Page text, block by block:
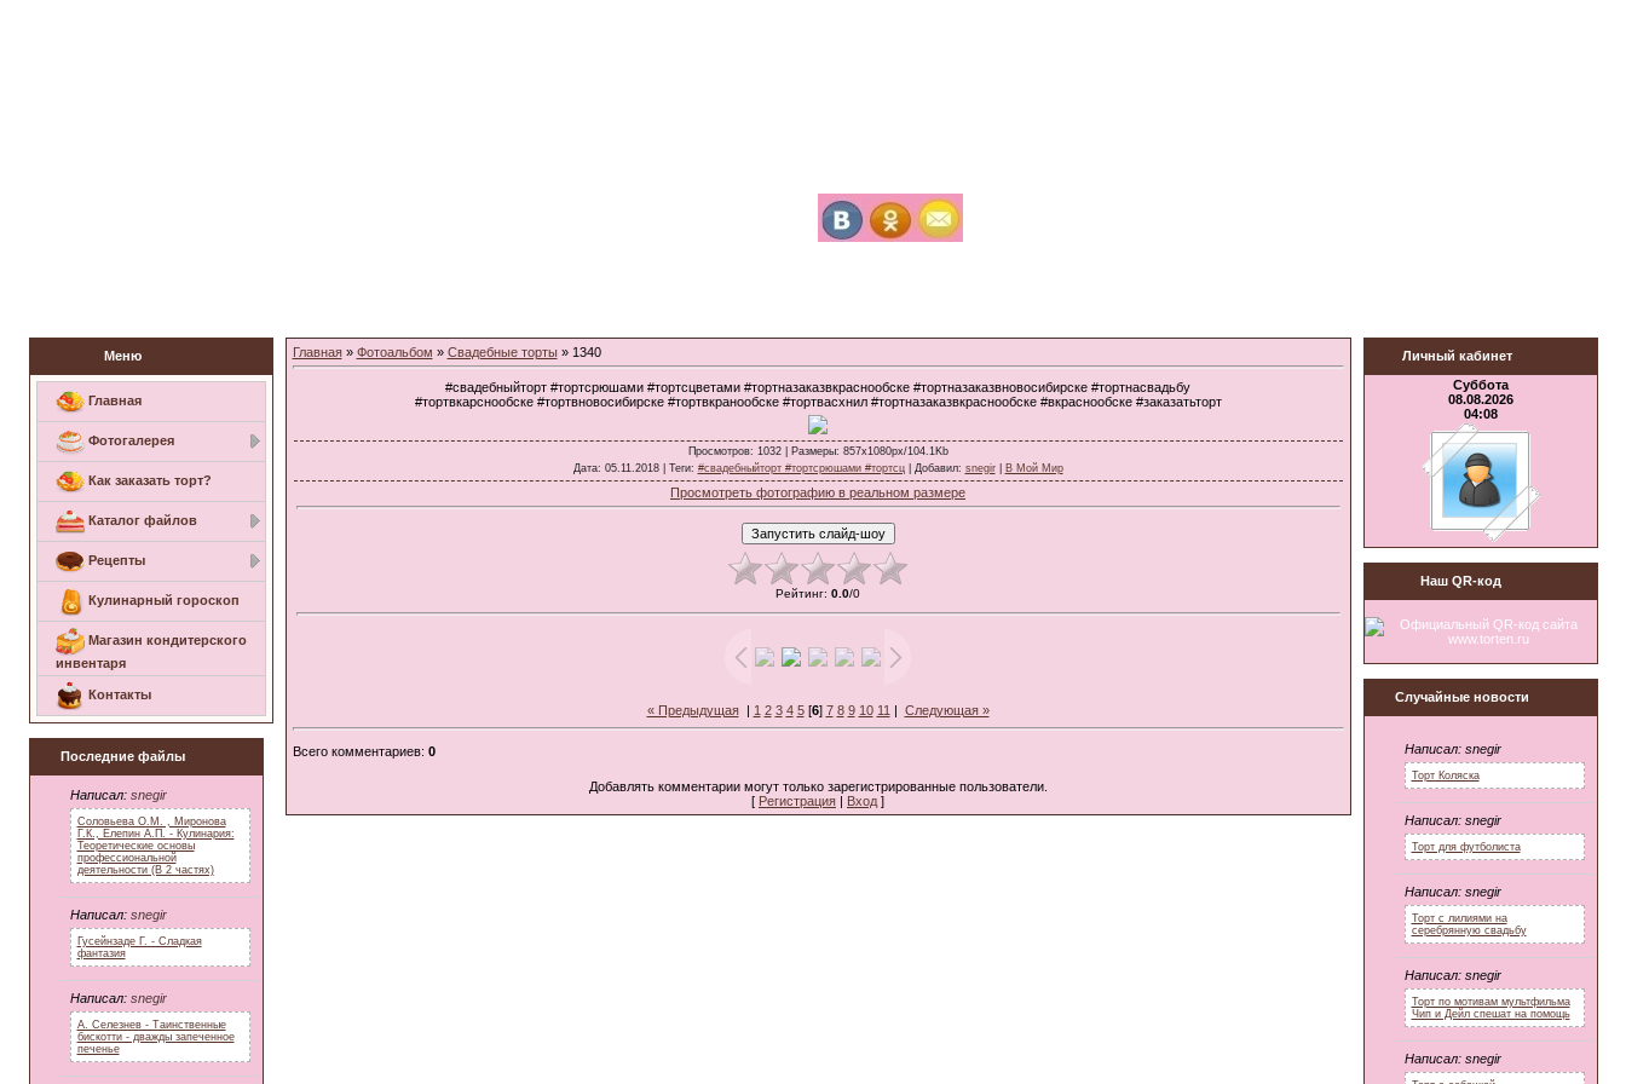
Меню
Главная
Фотогалерея
Как заказать торт?
Каталог файлов
Рецепты
Кулинарный гороскоп
Магазин кондитерского
инвентаря
Контакты
Последние файлы
Написал: snegir
Соловьева О.М. , Миронова
Г.К., Елепин А.П. - Кулинария:
Теоретические основы
профессиональной
деятельности (В 2 частях)
Написал: snegir
Гусейнзаде Г. - Сладкая
фантазия
Написал: snegir
А. Селезнев - Таинственные
бискотти - дважды запеченное
печенье
Главная» Фотоальбом » Свадебные торты» 1340
#свадебныйторт #тортсрюшами #тортсцветами #тортназаказвкраснообске #тортназаказвновосибирске #тортнасвадьбу
#тортвкарснообске #тортвновосибирске #тортвкранообске #тортвасхнил #тортназаказвкраснообске #вкраснообске #заказатьторт
Просмотров: 1032 | Размеры: 857x1080px/104.1Kb
Дата: 05.11.2018 | Теги: #свадебныйторт #тортсрюшами #тортсц| Добавил: snegir| В Мой Мир
Просмотреть фотографию в реальном размере
Рейтинг: 0.0/0
« Предыдущая| 1 2 3 4 5[6] 7 8 9 10 11 | Следующая »
Всего комментариев: 0
Добавлять комментарии могут только зарегистрированные пользователи.
[ Регистрация Вход ]
Личный кабинет
Суббота
08.08.2026
04:08
Наш QR-код
Случайные новости
Написал: snegir
Торт Коляска
Написал: snegir
Торт для футболиста
Написал: snegir
Торт с лилиями на
серебрянную свадьбу
Написал: snegir
Торт по мотивам мультфильма
Чип и Дейл спешат на помощь
Написал: snegir